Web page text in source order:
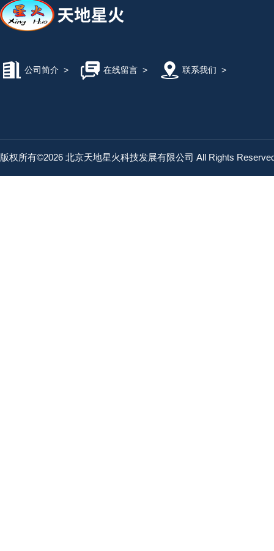
公司简介 > 在线留言> 联系我们 >
版权所有©2026 北京天地星火科技发展有限公司 All Rights